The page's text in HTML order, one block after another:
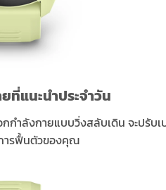
ที่แนะนำประจำวัน
กำลังกายแบบวิ่งสลับเดิน จะปรับ
ารฟื้นตัวของคุณ